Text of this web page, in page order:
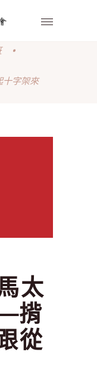
•
十字架來
太
揹
從